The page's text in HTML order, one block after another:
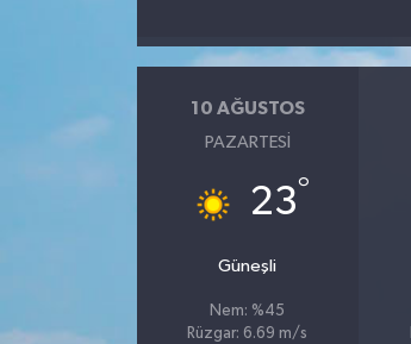
10 AĞUSTOS
PAZARTESI
23°
Güneşli
Nem: %45
Rüzgar: 6.69 m/s